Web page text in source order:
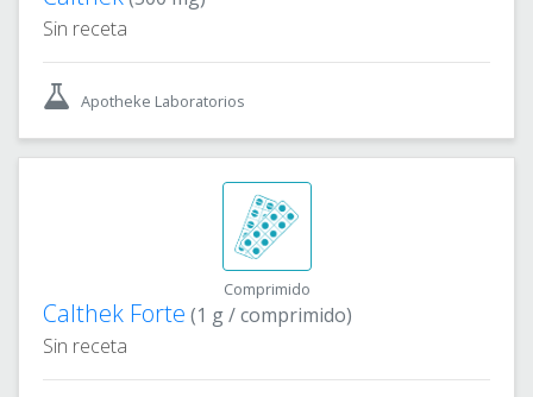
Sin receta
Apotheke Laboratorios
Comprimido
Calthek Forte (1 g / comprimido)
Sin receta